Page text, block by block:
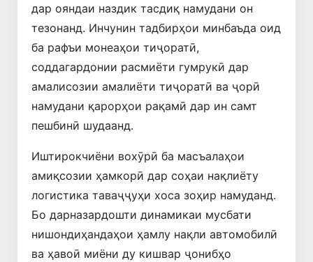
дар ояндаи наздик тасдиқ намудани он
тезонанд. Инчунин тадбирҳои минбаъда оид
ба рафъи монеаҳои тиҷоратӣ,
соддагардонии расмиёти гумрукӣ дар
амалисозии амалиёти тиҷоратӣ ва ҷорӣ
намудани қарорҳои рақамӣ дар ин самт
пешбинӣ шудаанд.
Иштирокчиёни вохӯрӣ ба масъалаҳои
амиқсозии ҳамкорӣ дар соҳаи нақлиёту
логистика таваҷҷуҳи хоса зоҳир намуданд.
Бо дарназардошти динамикаи мусбати
нишондиҳандаҳои ҳамлу нақли автомобилӣ
ва ҳавоӣ миёни ду кишвар ҷонибҳо